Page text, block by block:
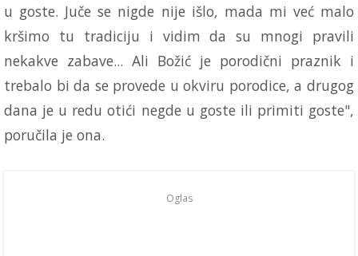
u goste. Juče se nigde nije išlo, mada mi već malo
kršimo tu tradiciju i vidim da su mnogi pravili
nekakve zabave... Ali Božić je porodični praznik i
trebalo bi da se provede u okviru porodice, a drugog
dana je u redu otići negde u goste ili primiti goste",
poručila je ona.
Oglas